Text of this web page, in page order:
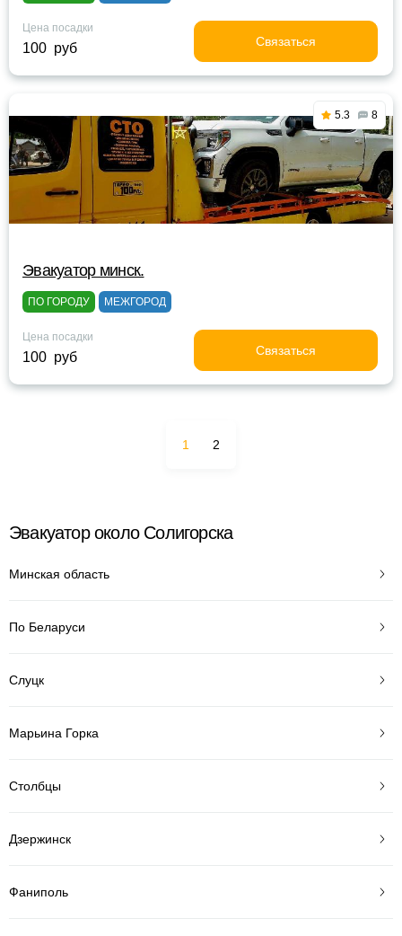
Цена посадки
100 руб Связаться
5.3 8
Эвакуатор минск.
ПО ГОРОДУ МЕЖГОРОД
Цена посадки
100 руб Связаться
1 2
Эвакуатор около Солигорска
Минская область
По Беларуси
Слуцк
Марьина Горка
Столбцы
Дзержинск
Фаниполь